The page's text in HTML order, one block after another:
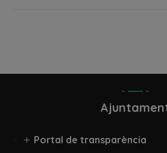
Portal de transparència